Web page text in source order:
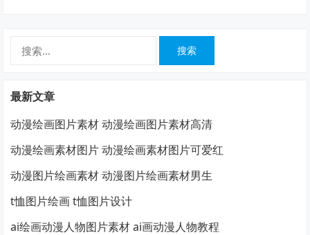
最新文章
动漫绘画图片素材 动漫绘画图片素材高清
动漫绘画素材图片 动漫绘画素材图片可爱红
动漫图片绘画素材 动漫图片绘画素材男生
t恤图片绘画 t恤图片设计
ai绘画动漫人物图片素材 ai画动漫人物教程